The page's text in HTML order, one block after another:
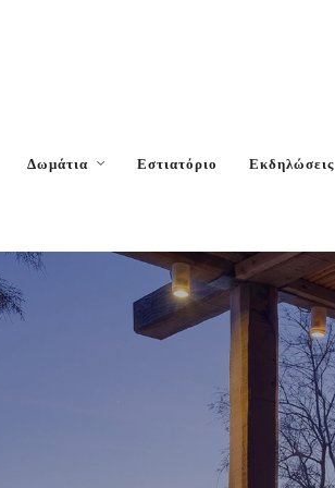
Δωμάτια Εστιατόριο Εκδηλώσεις